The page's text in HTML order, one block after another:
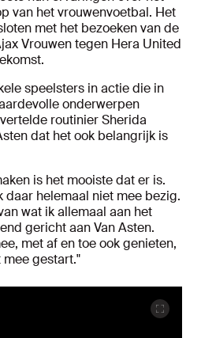
van het vrouwenvoetbal. Het
met het bezoeken van de
Vrouwen tegen Hera United
speelsters in actie die in
onderwerpen
routinier Sherida
dat het ook belangrijk is
is het mooiste dat er is.
daar helemaal niet mee bezig.
wat ik allemaal aan het
gericht aan Van Asten.
met af en toe ook genieten,
gestart."